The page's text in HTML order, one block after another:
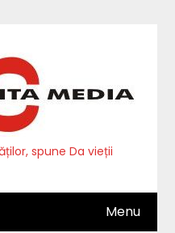
spune Da vieții
Menu